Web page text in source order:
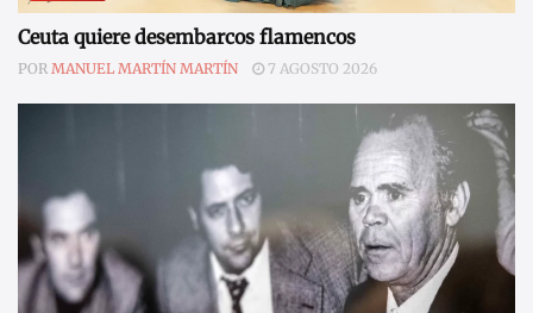
Ceuta quiere desembarcos flamencos
POR MANUEL MARTÍN MARTÍN 7 AGOSTO 2026